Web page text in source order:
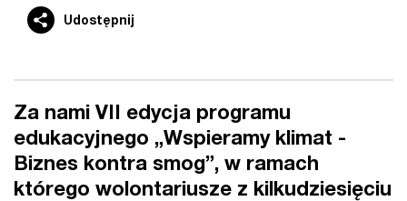
Udostępnij
Za nami VII edycja programu
edukacyjnego „Wspieramy klimat -
Biznes kontra smog”, w ramach
którego wolontariusze z kilkudziesięciu